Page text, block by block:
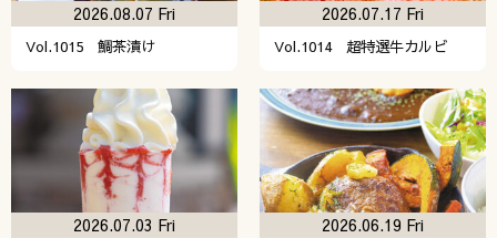
Vol.1015 鯛茶漬け
2026.08.07 Fri
Vol.1014 超特選牛カルビ
2026.07.17 Fri
2026.07.03 Fri 2026.06.19 Fri